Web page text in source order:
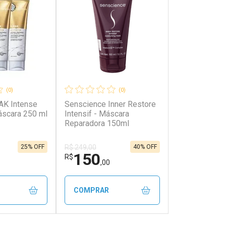
(0)
Intense
250 ml
25% OFF
(0)
Senscience Inner Restore
Intensif - Máscara
Reparadora 150ml
R$ 249,00
R$150,00
40% OFF
COMPRAR